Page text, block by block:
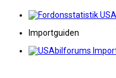
Importguiden